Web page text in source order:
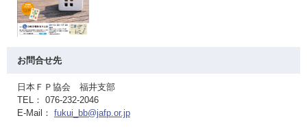
お問合せ先
日本ＦＰ協会 福井支部
TEL： 076-232-2046
E-Mail： fukui_bb@jafp.or.jp